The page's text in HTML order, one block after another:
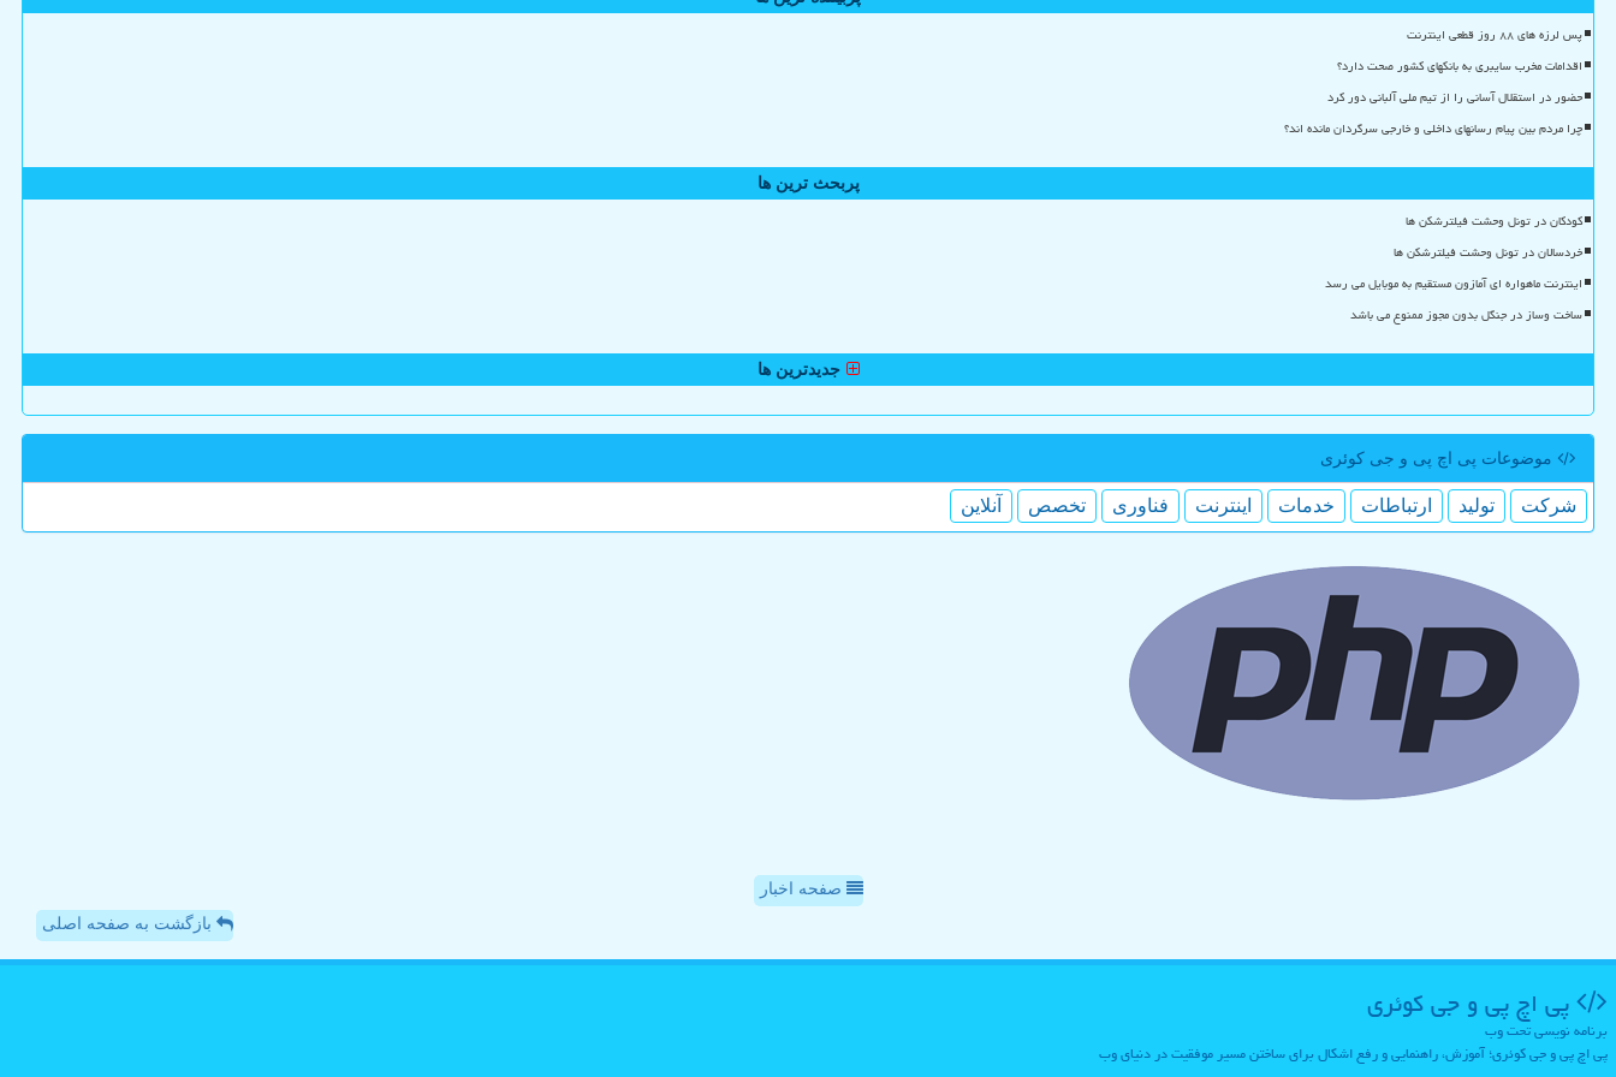
پس لرزه های ۸۸ روز قطعی اینترنت
اقدامات مخرب سایبری به بانکهای کشور صحت دارد؟
حضور در استقلال آسانی را از تیم ملی آلبانی دور کرد
چرا مردم بین پیام رسانهای داخلی و خارجی سرگردان مانده اند؟
پربحث ترین ها
کودکان در تونل وحشت فیلترشکن ها
خردسالان در تونل وحشت فیلترشکن ها
اینترنت ماهواره ای آمازون مستقیم به موبایل می رسد
ساخت وساز در جنگل بدون مجوز ممنوع می باشد
جدیدترین ها
موضوعات پی اچ پی و جی كوئری
شركت تولید ارتباطات خدمات اینترنت فناوری تخصص آنلاین
صفحه اخبار
بازگشت به صفحه اصلی
پی اچ پی و جی كوئری
برنامه نویسی تحت وب
پی اچ پی و جی کوئری؛ آموزش، راهنمایی و رفع اشکال برای ساختن مسیر موفقیت در دنیای وب